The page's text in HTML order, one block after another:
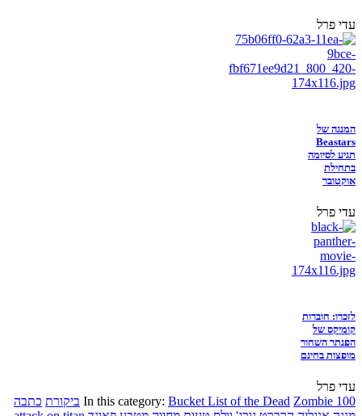
עדי פרל
המנגה של
Beastars
תגיע לסיומה
בתחילת
אוקטובר
עדי פרל
לזכרו: חוברות
קומיקס של
הפנתר השחור
מופצות בחינם
עדי פרל
In this category: Bucket List of the Dead Zombie 100 ביקורת כתבה